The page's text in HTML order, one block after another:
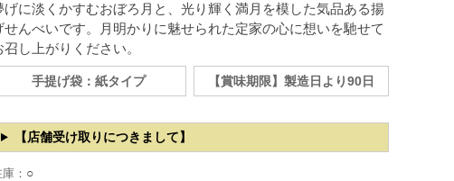
げに淡くかすむおぼろ月と、光り輝く満月を模した気品ある揚
せんべいです。月明かりに魅せられた定家の心に想いを馳せて
召し上がりください。
手提げ袋：紙タイプ 【賞味期限】製造日より90日
【店舗受け取りにつきまして】
： ○